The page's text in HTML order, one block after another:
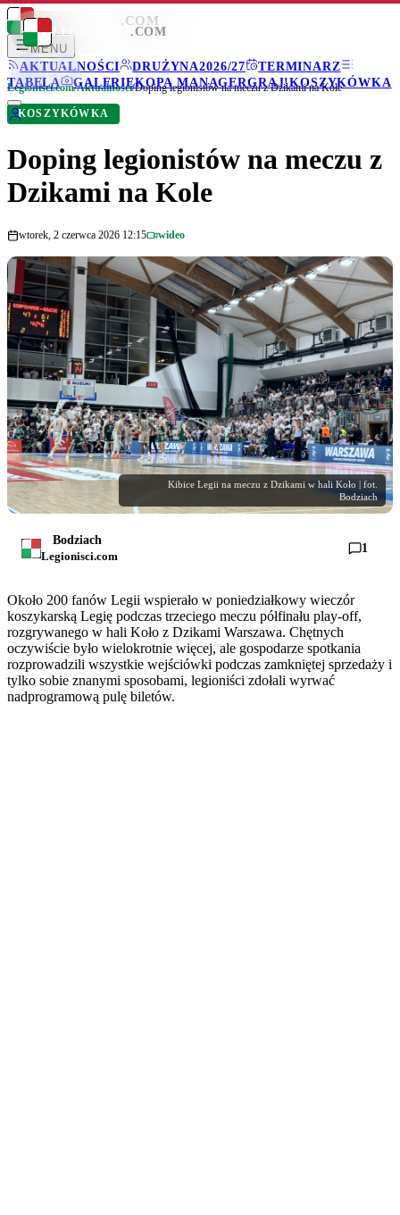
LEGIONISCI .COM
MENU
AKTUALNOŚCI
DRUŻYNA2026/27
TERMINARZ
TABELA
GALERIEKOPA MANAGERGRAJ!KOSZYKÓWKA
LEGIONISCI .COM
Legionisci.com/Aktualności/Doping legionistów na meczu z Dzikami na Kole
KOSZYKÓWKA
Doping legionistów na meczu z
Dzikami na Kole
wtorek, 2 czerwca 2026 12:15 wideo
Kibice Legii na meczu z Dzikami w hali Koło | fot.
Bodziach
Bodziach
Legionisci.com
1
Około 200 fanów Legii wspierało w poniedziałkowy wieczór
koszykarską Legię podczas trzeciego meczu półfinału play-off,
rozgrywanego w hali Koło z Dzikami Warszawa. Chętnych
oczywiście było wielokrotnie więcej, ale gospodarze spotkania
rozprowadzili wszystkie wejściówki podczas zamkniętej sprzedaży i
tylko sobie znanymi sposobami, legioniści zdołali wyrwać
nadprogramową pulę biletów.